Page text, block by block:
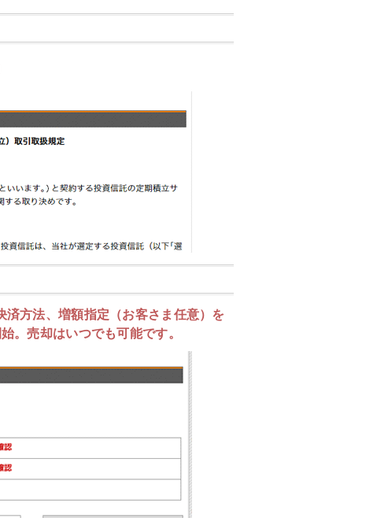
方法、増額指定（お客さま任意）を
始。売却はいつでも可能です。